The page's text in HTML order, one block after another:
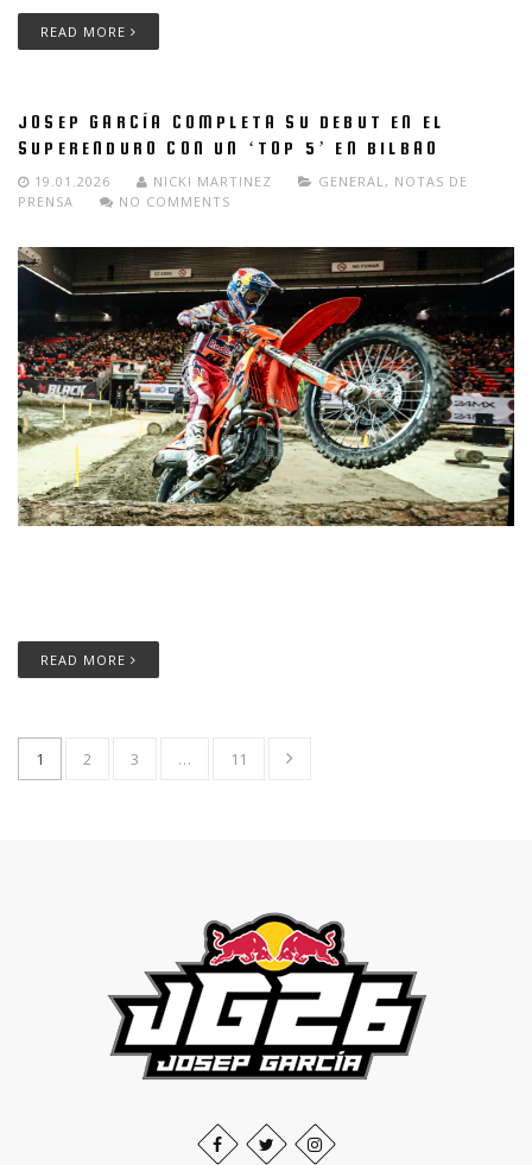
READ MORE
JOSEP GARCÍA COMPLETA SU DEBUT EN EL
SUPERENDURO CON UN ‘TOP 5’ EN BILBAO
19.01.2026 NICKI MARTINEZ GENERAL , NOTAS DE
PRENSA
NO COMMENTS
READ MORE
1 2 3 … 11